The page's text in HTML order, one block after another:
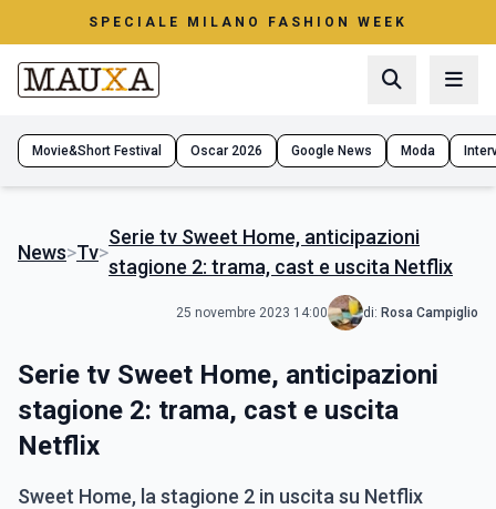
SPECIALE MILANO FASHION WEEK
Movie&Short Festival Oscar 2026 Google News Moda
News>Tv>
Serie tv Sweet Home, anticipazioni
stagione 2: trama, cast e uscita Netflix
25 novembre 2023 14:00 di: Rosa Campiglio
Serie tv Sweet Home, anticipazioni
stagione 2: trama, cast e uscita
Netflix
Sweet Home, la stagione 2 in uscita su Netflix